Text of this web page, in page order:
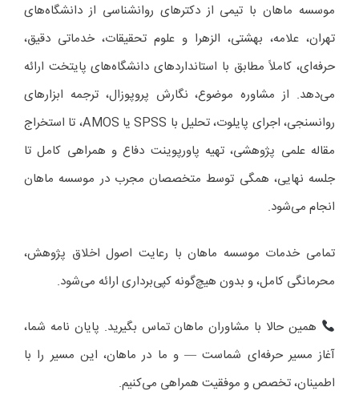
موسسه ماهان با تیمی از دکترهای روانشناسی از دانشگاه‌های
تهران، علامه، بهشتی، الزهرا و علوم تحقیقات، خدماتی دقیق،
حرفه‌ای، کاملاً مطابق با استانداردهای دانشگاه‌های پایتخت ارائه
می‌دهد. از مشاوره موضوع، نگارش پروپوزال، ترجمه ابزارهای
روانسنجی، اجرای پایلوت، تحلیل با SPSS یا AMOS، تا استخراج
مقاله علمی پژوهشی، تهیه پاورپوینت دفاع و همراهی کامل تا
جلسه نهایی، همگی توسط متخصصان مجرب در موسسه ماهان
انجام می‌شود.
تمامی خدمات موسسه ماهان با رعایت اصول اخلاق پژوهش،
محرمانگی کامل، و بدون هیچ‌گونه کپی‌برداری ارائه می‌شود.
همین حالا با مشاوران ماهان تماس بگیرید. پایان نامه شما،
آغاز مسیر حرفه‌ای شماست — و ما در ماهان، این مسیر را با
اطمینان، تخصص و موفقیت همراهی می‌کنیم.